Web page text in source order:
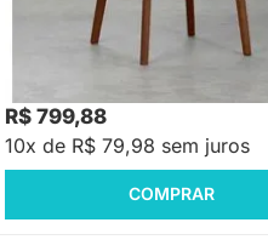
Cadeira Nord Encosto Madeira -
R$ 799,88
10x de R$ 79,98 sem juros
COMPRAR